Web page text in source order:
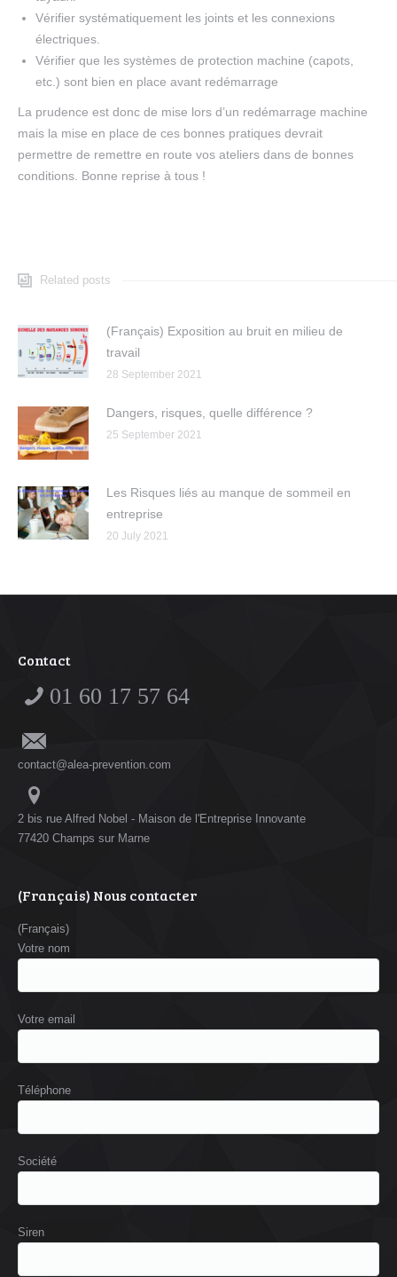
Vérifier systématiquement les joints et les connexions
électriques.
Vérifier que les systèmes de protection machine (capots,
etc.) sont bien en place avant redémarrage
La prudence est donc de mise lors d’un redémarrage machine
mais la mise en place de ces bonnes pratiques devrait
permettre de remettre en route vos ateliers dans de bonnes
conditions. Bonne reprise à tous !
Related posts
(Français) Exposition au bruit en milieu de
travail
28 September 2021
Dangers, risques, quelle différence ?
25 September 2021
Les Risques liés au manque de sommeil en
entreprise
20 July 2021
Contact
01 60 17 57 64
contact@alea-prevention.com
2 bis rue Alfred Nobel - Maison de l'Entreprise Innovante
77420 Champs sur Marne
(Français) Nous contacter
(Français)
Votre nom
Votre email
Téléphone
Société
Siren